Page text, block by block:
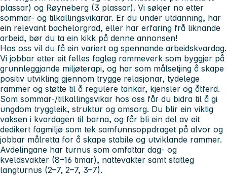
plassar) og Røyneberg (3 plassar). Vi søkjer no etter
sommar- og tilkallingsvikarar. Er du under utdanning, har
ein relevant bachelorgrad, eller har erfaring frå liknande
arbeid, bør du ta ein kikk på denne annonsen!
Hos oss vil du få ein variert og spennande arbeidskvardag.
Vi jobbar etter eit felles fagleg rammeverk som byggjer på
grunnleggjande miljøterapi, og har som målsetjing å skape
positiv utvikling gjennom trygge relasjonar, tydelege
rammer og støtte til å regulere tankar, kjensler og åtferd.
Som sommar-/tilkallingsvikar hos oss får du bidra til å gi
ungdom tryggleik, struktur og omsorg. Du blir ein viktig
vaksen i kvardagen til barna, og får bli ein del av eit
dedikert fagmiljø som tek samfunnsoppdraget på alvor og
jobbar målretta for å skape stabile og utviklande rammer.
Avdelingane har turnus som omfattar dag- og
kveldsvakter (8–16 timar), nattevakter samt statleg
langturnus (2–7, 2–7, 3–7).